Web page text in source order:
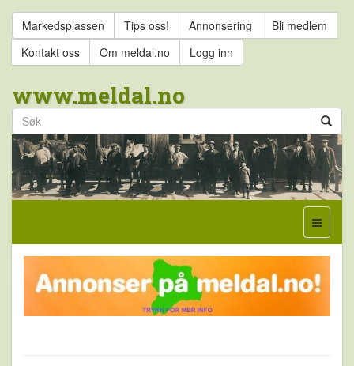
Markedsplassen Tips oss! Annonsering
Bli medlem
Kontakt oss
Om meldal.no Logg inn
www.meldal.no